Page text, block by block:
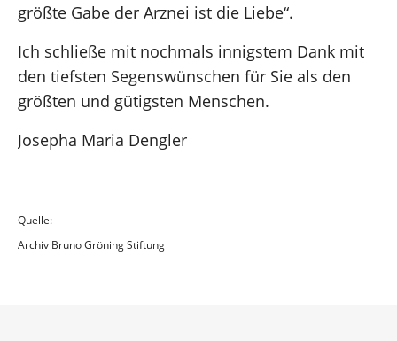
größte Gabe der Arznei ist die Liebe“.
Ich schließe mit nochmals innigstem Dank mit
den tiefsten Segenswünschen für Sie als den
größten und gütigsten Menschen.
Josepha Maria Dengler
Quelle:
Archiv Bruno Gröning Stiftung